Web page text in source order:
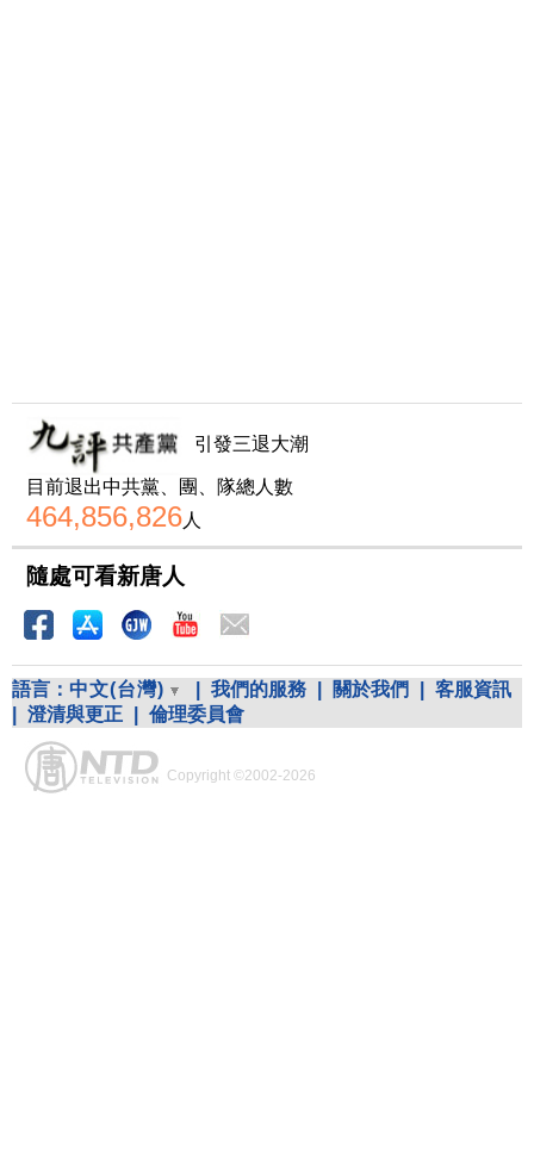
引發三退大潮
目前退出中共黨、團、隊總人數
464,856,826人
隨處可看新唐人
語言： 中文(台灣) 我們的服務 關於我們
客服資訊
澄清與更正 倫理委員會
Copyright ©2002-2026